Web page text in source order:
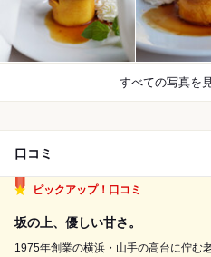
すべての写真を
口コミ
ピックアップ！口コミ
坂の上、優しい甘さ。
1975年創業の横浜・山手の高台に佇む